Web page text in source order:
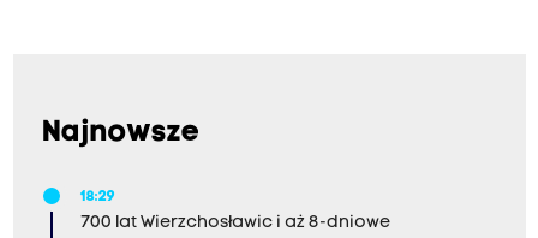
Najnowsze
18:29
700 lat Wierzchosławic i aż 8-dniowe